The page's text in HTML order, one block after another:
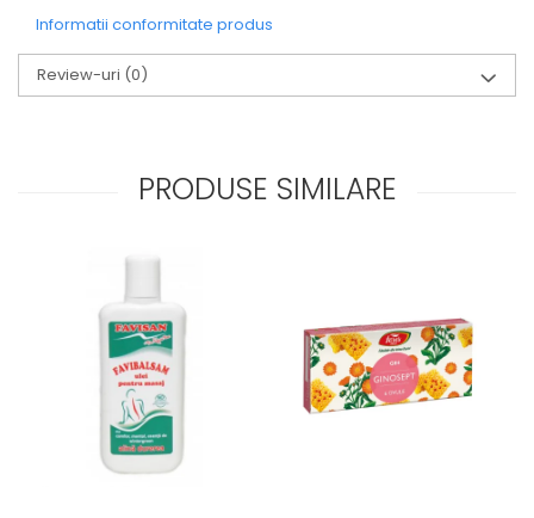
Informatii conformitate produs
Review-uri (0)
PRODUSE SIMILARE